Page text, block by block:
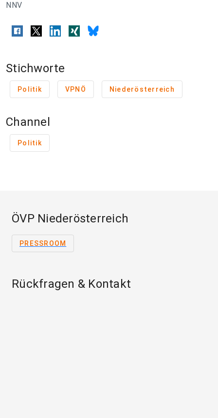
NNV
Stichworte
Politik VPNÖ Niederösterreich
Channel
Politik
ÖVP Niederösterreich
PRESSROOM
Rückfragen & Kontakt